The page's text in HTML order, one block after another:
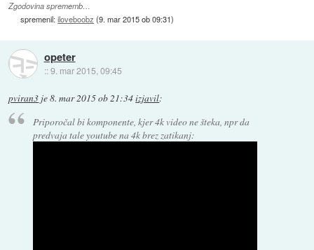
Zgodovina sprememb…
spremenil:iloveboobz (9. mar 2015 ob 09:31)
opeter
::9. mar 2015, 09:45
pviran3 je8. mar 2015 ob 21:34izjavil:
Priporočal bi komponente, kjer 4k video ne šteka, npr da
predvaja tale youtube na 4k brez zatikanj: